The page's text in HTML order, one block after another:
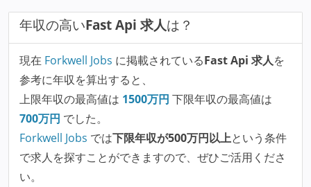
年収の高いFast Api 求人は？
現在 Forkwell Jobs に掲載されているFast Api 求人を
参考に年収を算出すると、
上限年収の最高値は 1500万円 下限年収の最高値は
700万円 でした。
Forkwell Jobs では下限年収が500万円以上という条件
で求人を探すことができますので、ぜひご活用くださ
い。